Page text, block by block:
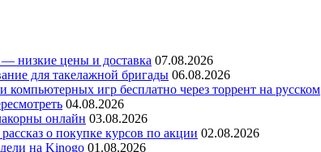
низкие цены и доставка 07.08.2026
для такелажной бригады 06.08.2026
компьютерных игр бесплатно через торрент на русском
04.08.2026
онлайн 03.08.2026
о покупке курсов по акции 02.08.2026
на Kinogo 01.08.2026